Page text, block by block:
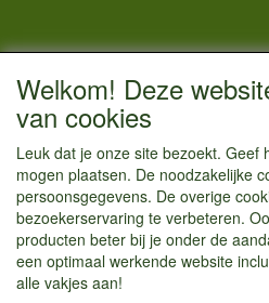
CONTACTGEGEVENS
Vestigingsadres:
Hoofdweg 36
1433 JW Kudelstaart
info@kamperenenzo.nl
Tel : 06 125 82 112
Handelend onder
Welkom! Deze
van cookies
Leuk dat je onze site bezoekt. Geef
mogen plaatsen. De noodzakelijke
persoonsgegevens. De overige
bezoekerservaring te verbeteren.
producten beter bij je onder de
een optimaal werkende website
alle vakjes aan!